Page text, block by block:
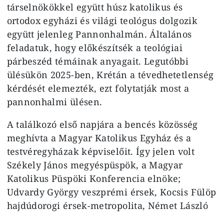
társelnökökkel együtt húsz katolikus és
ortodox egyházi és világi teológus dolgozik
együtt jelenleg Pannonhalmán. Általános
feladatuk, hogy előkészítsék a teológiai
párbeszéd témáinak anyagait. Legutóbbi
ülésükön 2025-ben, Krétán a tévedhetetlenség
kérdését elemezték, ezt folytatják most a
pannonhalmi ülésen.
A találkozó első napjára a bencés közösség
meghívta a Magyar Katolikus Egyház és a
testvéregyházak képviselőit. Így jelen volt
Székely János megyéspüspök, a Magyar
Katolikus Püspöki Konferencia elnöke;
Udvardy György veszprémi érsek, Kocsis Fülöp
hajdúdorogi érsek-metropolita, Német László